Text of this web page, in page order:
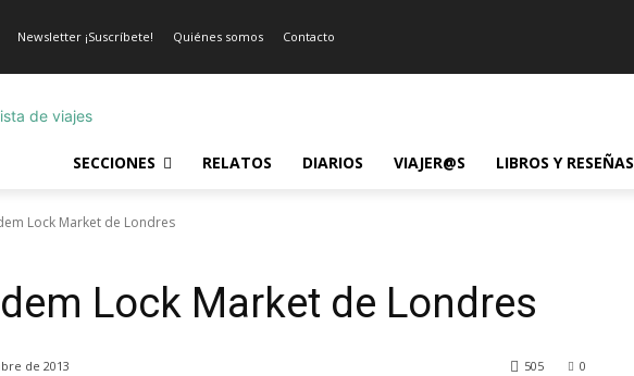
Newsletter ¡Suscríbete! Quiénes somos Contacto
SECCIONES RELATOS DIARIOS VIAJER@S LIBROS Y RESEÑAS
Lock Market de Londres
Lock Market de Londres
de 2013 0
505